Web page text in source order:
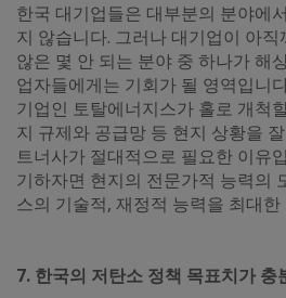
한국 대기업들은 대부분의 분야에
지 않습니다. 그러나 대기업이 아
않은 몇 안 되는 분야 중 하나가 해
업자들에게는 기회가 될 영역입니
기업인 토탈에너지스가 홀로 개척
지 규제와 공급망 등 현지 상황을
트너사가 절대적으로 필요한 이유
기하자면 현지의 전문가적 능력의
스의 기술적, 재정적 능력을 최대
7. 한국의 저탄소 정책 목표치가 충